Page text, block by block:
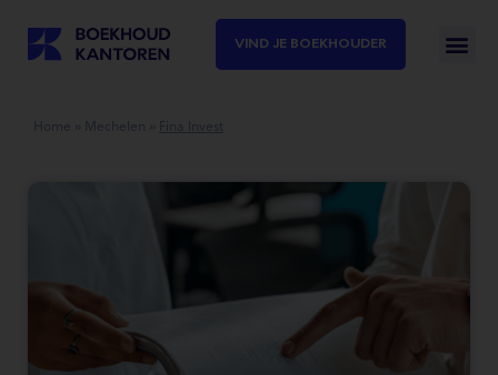
VIND JE BOEKHOUDER